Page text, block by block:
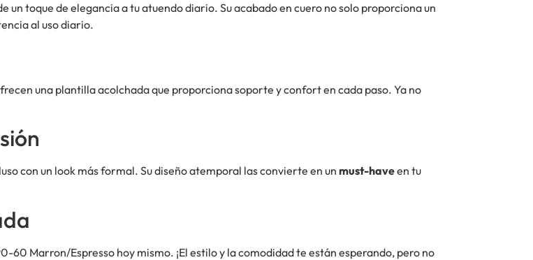
un toque de elegancia a tu atuendo diario. Su acabado en cuero no solo proporciona un
al uso diario.
una plantilla acolchada que proporciona soporte y confort en cada paso. Ya no
con un look más formal. Su diseño atemporal las convierte en unmust-haveen tu
60 Marron/Espresso hoy mismo. ¡El estilo y la comodidad te están esperando, pero no